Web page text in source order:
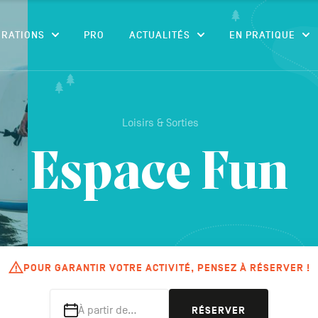
PRO ACTUALITÉS EN PRATIQUE
Loisirs & Sorties
Espace Fun
POUR GARANTIR VOTRE ACTIVITÉ, PENSEZ À RÉSERVER !
À partir de… RÉSERVER